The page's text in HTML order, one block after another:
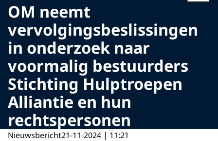
OM neemt
vervolgingsbeslissingen
in onderzoek naar
voormalig bestuurders
Stichting Hulptroepen
Alliantie en hun
rechtspersonen
Nieuwsbericht21-11-2024 | 11:21